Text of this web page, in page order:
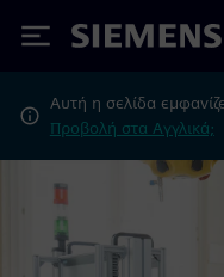
Siemens
Αυτή η σελίδα
Προβολή στα Αγγλικά;